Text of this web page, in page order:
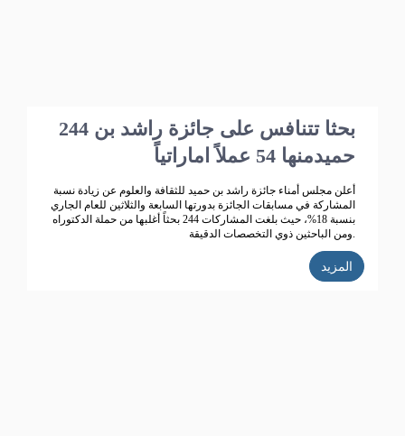
244 بحثا تتنافس على جائزة راشد بن
حميدمنها 54 عملاً اماراتياً
أعلن مجلس أمناء جائزة راشد بن حميد للثقافة والعلوم عن زيادة نسبة
المشاركة في مسابقات الجائزة بدورتها السابعة والثلاثين للعام الجاري
بنسبة 18%، حيث بلغت المشاركات 244 بحثاً أغلبها من حملة الدكتوراه
ومن الباحثين ذوي التخصصات الدقيقة.
المزيد